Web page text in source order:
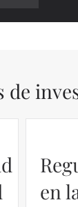
de